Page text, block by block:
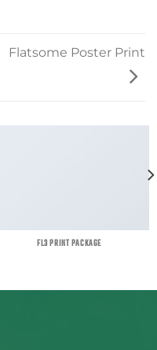
Flatsome Poster Print
FL3 PRINT PACKAGE